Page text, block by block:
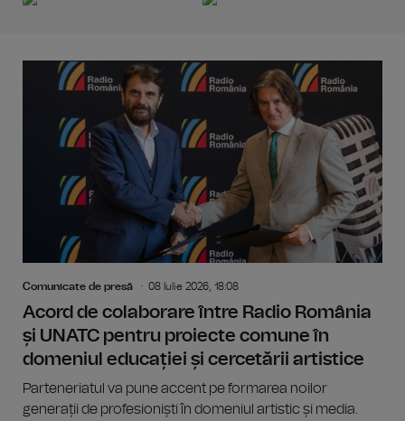
Comunicate de presă 08 Iulie 2026, 18:08
Acord de colaborare între Radio România
și UNATC pentru proiecte comune în
domeniul educației și cercetării artistice
Parteneriatul va pune accent pe formarea noilor
generații de profesioniști în domeniul artistic și media.